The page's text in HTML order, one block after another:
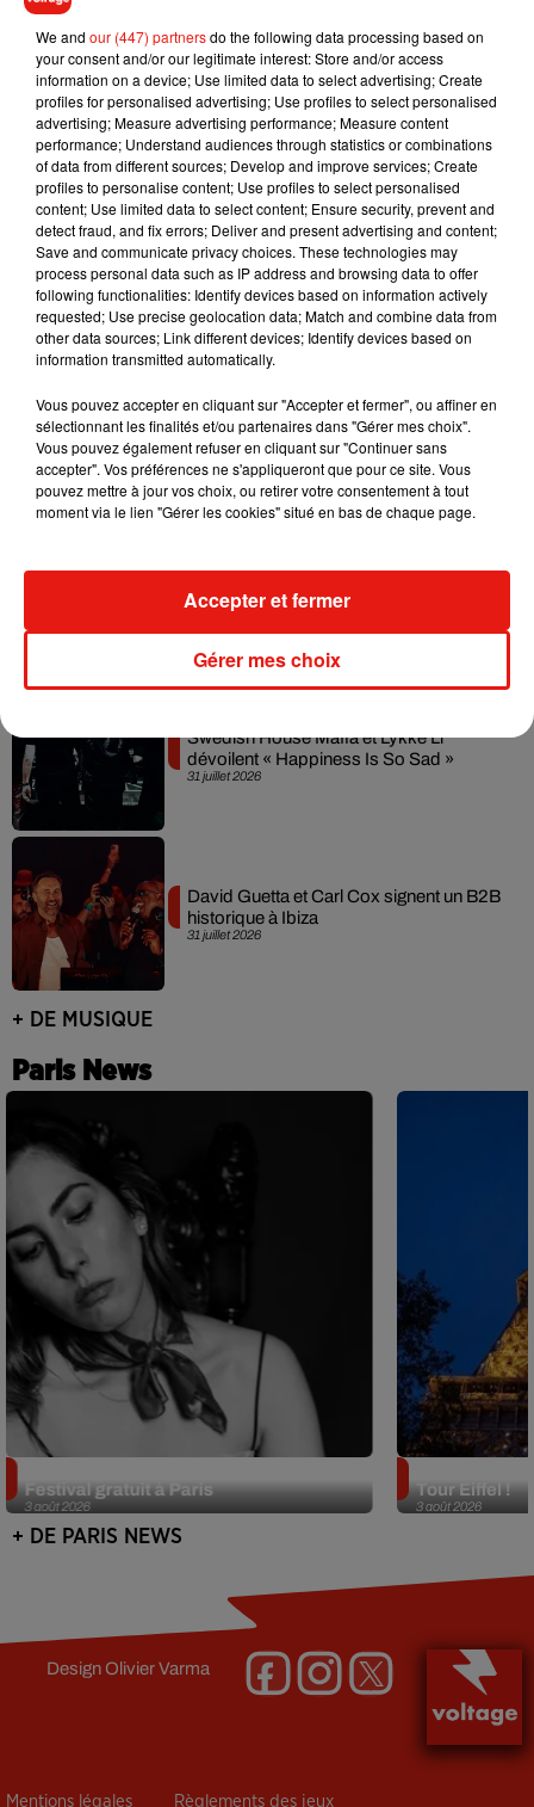
Musique
7 août 2026
RÜFÜS DU SOL annonce un nouvel
album après sa tournée mondiale
7 août 2026
Angèle et Amélie Lens dévoilent leur
collaboration tant attendue
6 août 2026
Il y a 10 ans, DJ Snake changeait de
dimension avec son premier...
leur mixtape créée en...
31 juillet 2026
Swedish House Mafia et Lykke Li
dévoilent « Happiness Is So Sad »
31 juillet 2026
David Guetta et Carl Cox signent un B2B
historique à Ibiza
+ DE MUSIQUE
Paris News
3 août 2026
Festival gratuit à Paris
3 août 2026
Tour Eiffel !
+ DE PARIS NEWS
DesignOlivier Varma
Mentions légales Règlements des jeux
We and our (447) partnersdo the following data processing based on
your consent and/or our legitimate interest: Store and/or access
information on a device; Use limited data to select advertising; Create
profiles for personalised advertising; Use profiles to select personalised
advertising; Measure advertising performance; Measure content
performance; Understand audiences through statistics or combinations
of data from different sources; Develop and improve services; Create
profiles to personalise content; Use profiles to select personalised
content; Use limited data to select content; Ensure security, prevent and
detect fraud, and fix errors; Deliver and present advertising and content;
Save and communicate privacy choices. These technologies may
process personal data such as IP address and browsing data to offer
following functionalities: Identify devices based on information actively
requested; Use precise geolocation data; Match and combine data from
other data sources; Link different devices; Identify devices based on
information transmitted automatically.
Vous pouvez accepter en cliquant sur "Accepter et fermer", ou affiner en
sélectionnant les finalités et/ou partenaires dans "Gérer mes choix".
Vous pouvez également refuser en cliquant sur "Continuer sans
accepter". Vos préférences ne s'appliqueront que pour ce site. Vous
pouvez mettre à jour vos choix, ou retirer votre consentement à tout
moment via le lien "Gérer les cookies" situé en bas de chaque page.
Gérer mes choix
Accepter et fermer